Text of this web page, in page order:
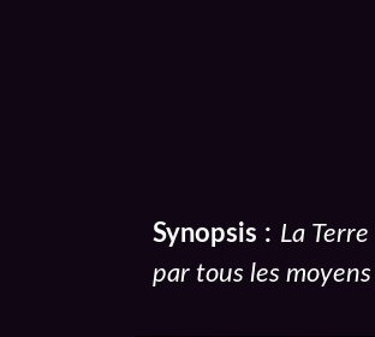
Synopsis : La
par tous les